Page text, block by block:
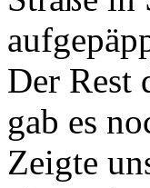
Der Rest
gab es
Zeigte